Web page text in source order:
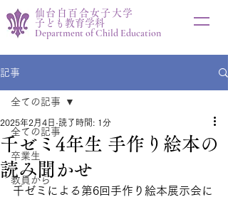
仙台白百合女子大学
子ども教育学科
Department of Child Education
記事
全ての記事
卒業生
教員から
全ての記事
千ゼミ4年生 手作り絵本の
読み聞かせ
2025年2月4日 読了時間: 1分
千ゼミによる第6回手作り絵本展示会に